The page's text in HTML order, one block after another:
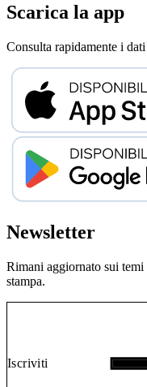
Scarica la app
Consulta rapidamente i
Newsletter
Rimani aggiornato sui
stampa.
Iscriviti